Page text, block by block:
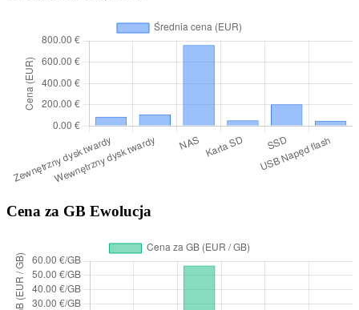
Cena za GB Ewolucja